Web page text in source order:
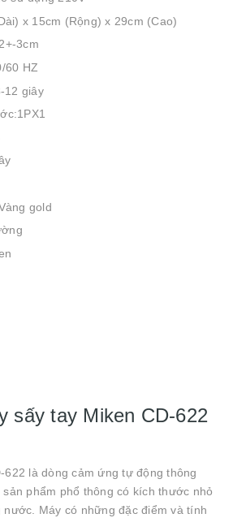
x 15cm (Rộng) x 29cm (Cao)
3cm
60 HZ
12 giây
gold
sấy tay Miken CD-622
622 là dòng cảm ứng tự động thông
phẩm phổ thông có kích thước nhỏ
Máy có những đặc điểm và tính